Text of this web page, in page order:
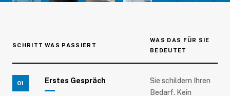
SCHRITT WAS PASSIERT
WAS DAS FÜR SIE
BEDEUTET
01 Erstes Gespräch
Sie schildern Ihren
Bedarf. Kein